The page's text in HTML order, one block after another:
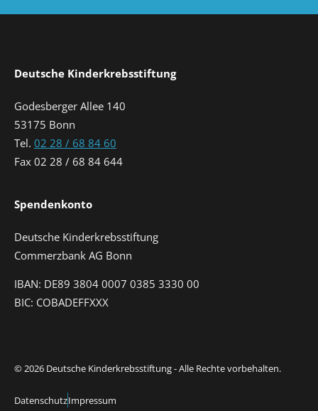
Deutsche Kinderkrebsstiftung
Godesberger Allee 140
53175 Bonn
Tel. 02 28 / 68 84 60
Fax 02 28 / 68 84 644
Spendenkonto
Deutsche Kinderkrebsstiftung
Commerzbank AG Bonn
IBAN: DE89 3804 0007 0385 3330 00
BIC: COBADEFFXXX
© 2026 Deutsche Kinderkrebsstiftung - Alle Rechte vorbehalten.
DatenschutzImpressum